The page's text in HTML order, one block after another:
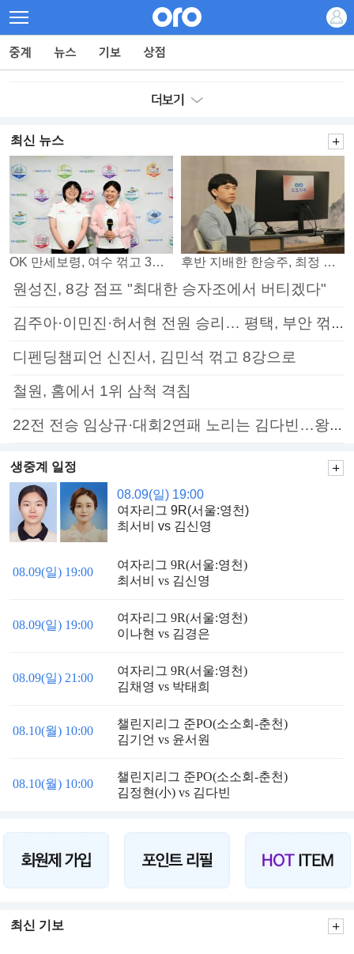
최신 뉴스
OK 만세보령, 여수 꺾고 3연패 탈출 후반 지배한 한승주, 최정 꺾고 8강 진출
원성진, 8강 점프 "최대한 승자조에서 버티겠다"
김주아·이민진·허서현 전원 승리… 평택, 부안 꺾고 5연승
디펜딩챔피언 신진서, 김민석 꺾고 8강으로
철원, 홈에서 1위 삼척 격침
22전 전승 임상규·대회2연패 노리는 김다빈…왕중왕전 16강 7일부터
생중계 일정
08.09(일) 19:00
여자리그 9R(서울:영천)
최서비 vs 김신영
08.09(일) 19:00
여자리그 9R(서울:영천)
최서비 vs 김신영
08.09(일) 19:00
여자리그 9R(서울:영천)
이나현 vs 김경은
08.09(일) 21:00
여자리그 9R(서울:영천)
김채영 vs 박태희
08.10(월) 10:00
챌린지리그 준PO(소소회-춘천)
김기언 vs 윤서원
08.10(월) 10:00
챌린지리그 준PO(소소회-춘천)
김정현(小) vs 김다빈
최신 기보